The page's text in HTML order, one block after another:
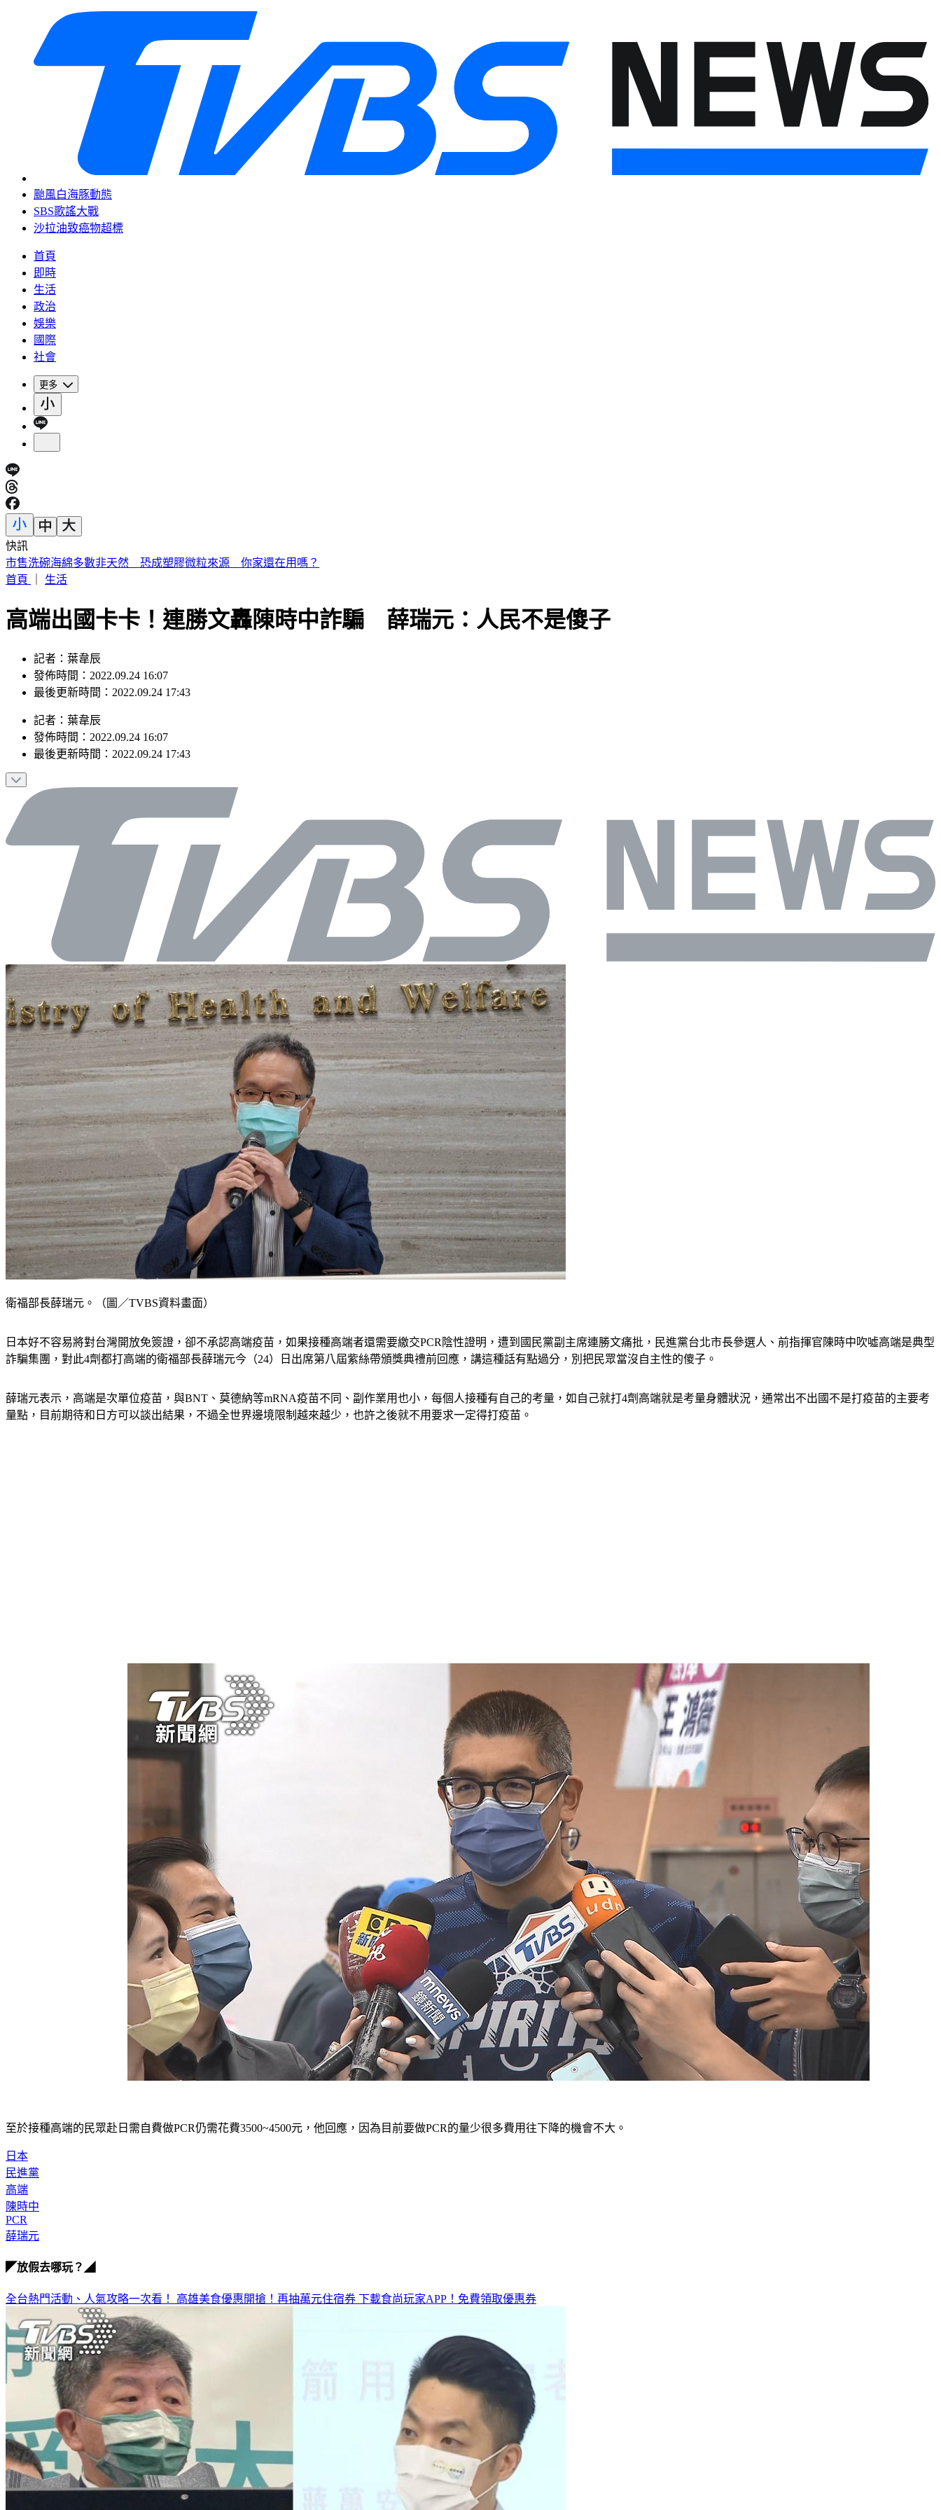
颱風白海豚動態
SBS歌謠大戰
沙拉油致癌物超標
首頁
即時
生活
政治
娛樂
國際
社會
更多
快訊
《夏日活動》花蓮FUN暑假 即將成真火舞秀 加碼重現
首頁
生活
高端出國卡卡！連勝文轟陳時中詐騙 薛瑞元：人民不是傻子
記者：葉韋辰
發佈時間：2022.09.24 16:07
最後更新時間：2022.09.24 17:43
記者 ： 葉韋辰
發佈時間： 2022.09.24 16:07
最後更新時間： 2022.09.24 17:43
衛福部長薛瑞元。（圖／TVBS資料畫面）
日本好不容易將對台灣開放免簽證，卻不承認高端疫苗，如果接種高端者還需要繳交PCR陰性證明，遭到國民黨副主席連勝文痛批，民進黨台北市長參選人、前指揮官陳時中吹噓高端是典型
詐騙集團，對此4劑都打高端的衛福部長薛瑞元今（24）日出席第八屆紫絲帶頒獎典禮前回應，講這種話有點過分，別把民眾當沒自主性的傻子。
薛瑞元表示，高端是次單位疫苗，與BNT、莫德納等mRNA疫苗不同、副作業用也小，每個人接種有自己的考量，如自己就打4劑高端就是考量身體狀況，通常出不出國不是打疫苗的主要考
量點，目前期待和日方可以談出結果，不過全世界邊境限制越來越少，也許之後就不用要求一定得打疫苗。
至於接種高端的民眾赴日需自費做PCR仍需花費3500~4500元，他回應，因為目前要做PCR的量少很多費用往下降的機會不大。
日本
民進黨
高端
陳時中
PCR
薛瑞元
◤放假去哪玩？◢
全台熱門活動、人氣攻略一次看！ 高雄美食優惠開搶！再抽萬元住宿券 下載食尚玩家APP！免費領取優惠券